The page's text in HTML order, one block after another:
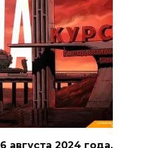
августа 2024 года,